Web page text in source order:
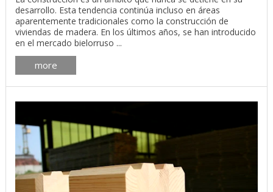
desarrollo. Esta tendencia continúa incluso en áreas
aparentemente tradicionales como la construcción de
viviendas de madera. En los últimos años, se han introducido
en el mercado bielorruso ...
more